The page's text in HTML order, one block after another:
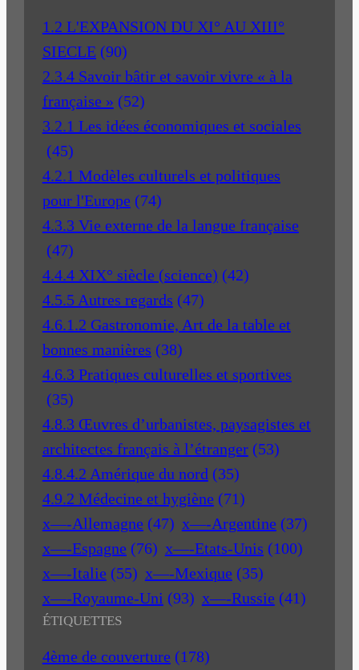
1.2 L'EXPANSION DU XI° AU XIII°
SIECLE (90)
2.3.4 Savoir bâtir et savoir vivre « à la
française » (52)
3.2.1 Les idées économiques et sociales
(45)
4.2.1 Modèles culturels et politiques
pour l'Europe (74)
4.3.3 Vie externe de la langue française
(47)
4.4.4 XIX° siècle (science) (42)
4.5.5 Autres regards (47)
4.6.1.2 Gastronomie, Art de la table et
bonnes manières (38)
4.6.3 Pratiques culturelles et sportives
(35)
4.8.3 Œuvres d’urbanistes, paysagistes et
architectes français à l’étranger (53)
4.8.4.2 Amérique du nord (35)
4.9.2 Médecine et hygiène (71)
x—-Allemagne (47) x—-Argentine (37)
x—-Espagne (76) x—-Etats-Unis (100)
x—-Italie (55) x—-Mexique (35)
x—-Royaume-Uni (93) x—-Russie (41)
ÉTIQUETTES
4ème de couverture (178)